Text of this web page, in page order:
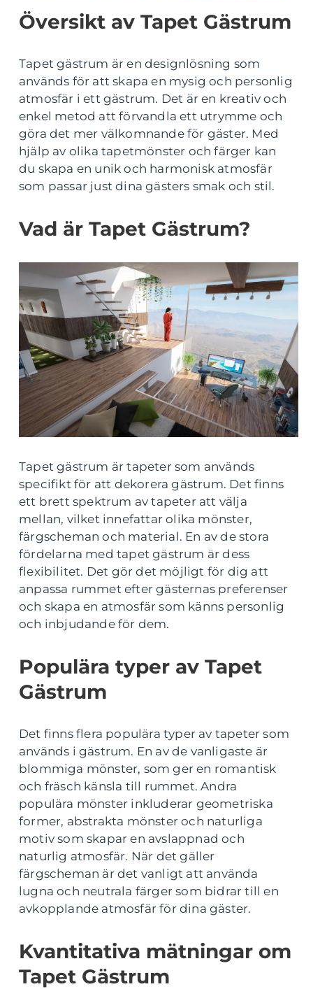
Översikt av Tapet Gästrum
Tapet gästrum är en designlösning som
används för att skapa en mysig och personlig
atmosfär i ett gästrum. Det är en kreativ och
enkel metod att förvandla ett utrymme och
göra det mer välkomnande för gäster. Med
hjälp av olika tapetmönster och färger kan
du skapa en unik och harmonisk atmosfär
som passar just dina gästers smak och stil.
Vad är Tapet Gästrum?
Tapet gästrum är tapeter som används
specifikt för att dekorera gästrum. Det finns
ett brett spektrum av tapeter att välja
mellan, vilket innefattar olika mönster,
färgscheman och material. En av de stora
fördelarna med tapet gästrum är dess
flexibilitet. Det gör det möjligt för dig att
anpassa rummet efter gästernas preferenser
och skapa en atmosfär som känns personlig
och inbjudande för dem.
Populära typer av Tapet
Gästrum
Det finns flera populära typer av tapeter som
används i gästrum. En av de vanligaste är
blommiga mönster, som ger en romantisk
och fräsch känsla till rummet. Andra
populära mönster inkluderar geometriska
former, abstrakta mönster och naturliga
motiv som skapar en avslappnad och
naturlig atmosfär. När det gäller
färgscheman är det vanligt att använda
lugna och neutrala färger som bidrar till en
avkopplande atmosfär för dina gäster.
Kvantitativa mätningar om
Tapet Gästrum